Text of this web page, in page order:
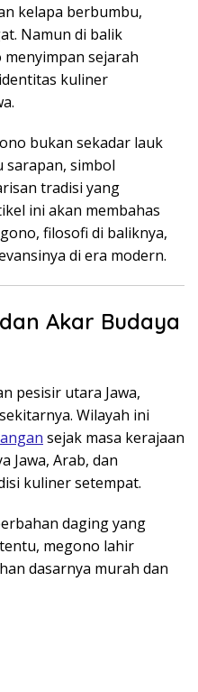
kelapa berbumbu,
Namun di balik
sejarah
kuliner
bukan sekadar lauk
sarapan, simbol
tradisi yang
ini akan membahas
filosofi di baliknya,
di era modern.
Akar Budaya
pesisir utara Jawa,
Wilayah ini
sejak masa kerajaan
Jawa, Arab, dan
kuliner setempat.
daging yang
megono lahir
dasarnya murah dan